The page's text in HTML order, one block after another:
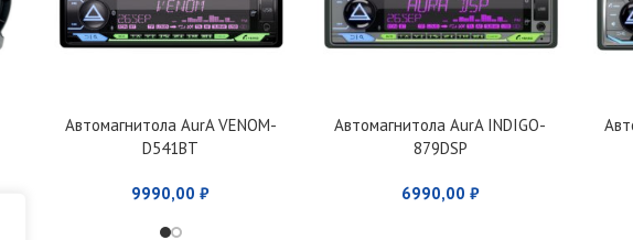
Автомагнитола AurA VENOM-
D541BT
9990,00₽
Автомагнитола AurA INDIGO-
879DSP
6990,00 ₽